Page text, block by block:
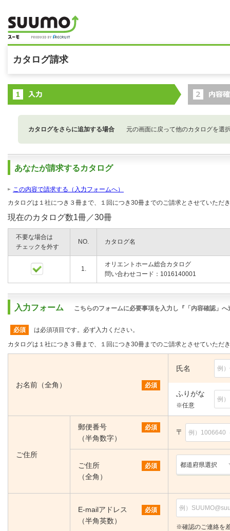
カタログ請求
カタログをさらに追加する場合 元の画面に戻って他のカタログを選
あなたが請求するカタログ
この内容で請求する（入力フォームへ）
カタログは１社につき３冊まで、１回につき30冊までのご請求とさせていただ
現在のカタログ数1冊／30冊
不要な場合は
チェックを外す
NO. カタログ名
1.
オリエントホーム総合カタログ
問い合わせコード：1016140001
入力フォーム こちらのフォームに必要事項を入力し『「内容確認」
必須
は必須項目です。必ず入力ください。
カタログは１社につき３冊まで、１回につき30冊までのご請求とさせていただ
お名前（全角） 必須
氏名
ふりがな
※任意
ご住所
郵便番号
（半角数字）
必須
〒
ご住所
（全角）
必須
E-mailアドレス
（半角英数）
必須
※確認のご連絡を